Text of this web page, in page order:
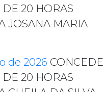
20 HORAS
JOSANA MARIA
de 2026 CONCEDE
20 HORAS